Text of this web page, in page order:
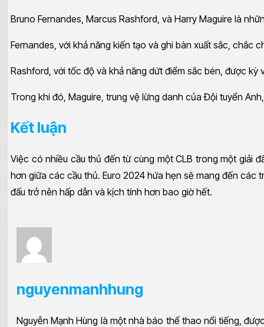
Bruno Fernandes, Marcus Rashford, và Harry Maguire là
Fernandes, với khả năng kiến tạo và ghi bàn xuất sắc,
Rashford, với tốc độ và khả năng dứt điểm sắc bén, được
Trong khi đó, Maguire, trung vệ lừng danh của Đội tuyển
Kết luận
Việc có nhiều cầu thủ đến từ cùng một CLB trong một giải
hơn giữa các cầu thủ. Euro 2024 hứa hẹn sẽ mang đến
đấu trở nên hấp dẫn và kịch tính hơn bao giờ hết.
nguyenmanhhung
Nguyễn Mạnh Hùng là một nhà báo thể thao nổi tiếng,